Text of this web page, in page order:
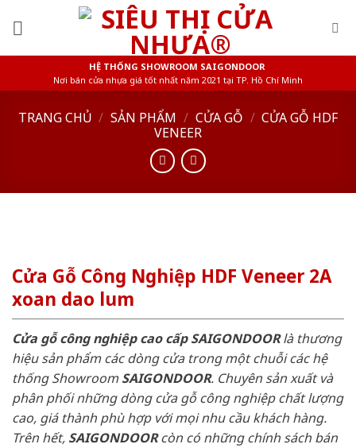
HỆ THỐNG SHOWROOM SAIGONDOOR
Nơi bán cửa nhựa giá tốt nhất năm 2021 tại TP. Hồ Chí Minh
TRANG CHỦ / SẢN PHẨM / CỬA GỖ / CỬA GỖ HDF
VENEER
Cửa Gỗ Công Nghiệp HDF Veneer 2A
xoan dao lum
Cửa gỗ công nghiệp cao cấp SAIGONDOORlà thương
hiệu sản phẩm các dòng cửa trong một chuỗi các hệ
thống ShowroomSAIGONDOOR. Chuyên sản xuất và
phân phối những dòng cửa gỗ công nghiệp chất lượng
cao, giá thành phù hợp với mọi nhu cầu khách hàng.
Trên hết, SAIGONDOORcòn có những chính sách bán